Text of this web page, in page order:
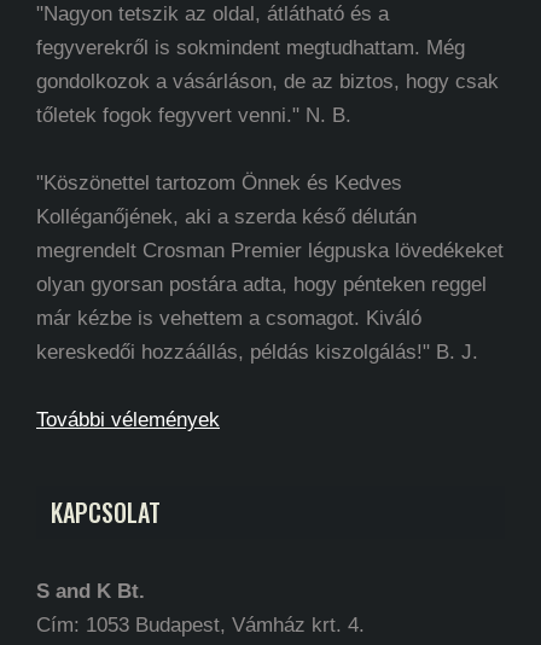
"Nagyon tetszik az oldal, átlátható és a
fegyverekről is sokmindent megtudhattam. Még
gondolkozok a vásárláson, de az biztos, hogy csak
tőletek fogok fegyvert venni." N. B.
"Köszönettel tartozom Önnek és Kedves
Kolléganőjének, aki a szerda késő délután
megrendelt Crosman Premier légpuska lövedékeket
olyan gyorsan postára adta, hogy pénteken reggel
már kézbe is vehettem a csomagot. Kiváló
kereskedői hozzáállás, példás kiszolgálás!" B. J.
További vélemények
KAPCSOLAT
S and K Bt.
Cím: 1053 Budapest, Vámház krt. 4.